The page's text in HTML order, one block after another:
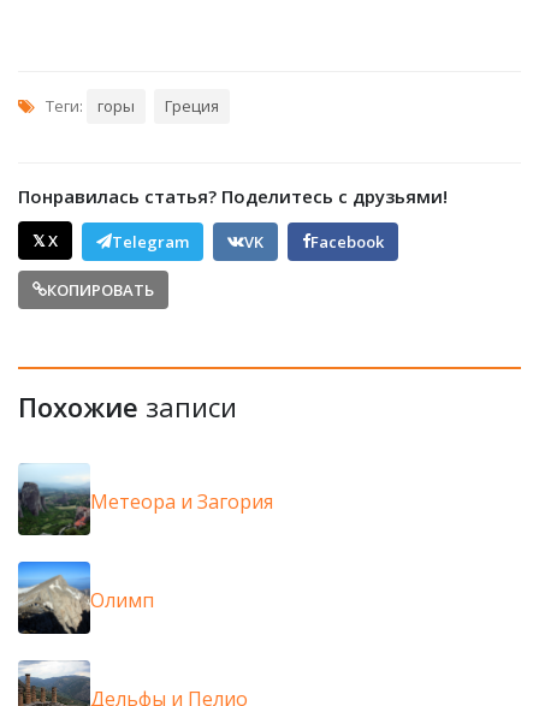
Теги: горы Греция
Понравилась статья? Поделитесь с друзьями!
𝕏 X Telegram VK Facebook
КОПИРОВАТЬ
Похожие записи
Метеора и Загория
Олимп
Дельфы и Пелио